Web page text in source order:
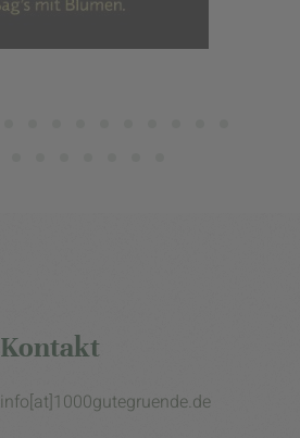
Kontakt
info[at]1000gutegruende.de